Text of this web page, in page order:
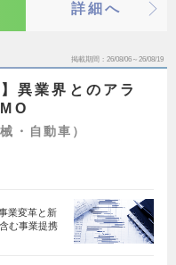
詳細へ
掲載期間 26/08/06～26/08/19
異業界とのアラ
・自動車）
業変革と新
む事業提携